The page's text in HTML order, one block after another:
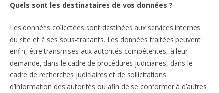
Quels sont les destinataires de vos données ?
Les données collectées sont destinées aux services internes
du site et à ses sous-traitants. Les données traitées peuvent
enfin, être transmises aux autorités compétentes, à leur
demande, dans le cadre de procédures judiciaires, dans le
cadre de recherches judiciaires et de sollicitations
d’information des autorités ou afin de se conformer à d’autres